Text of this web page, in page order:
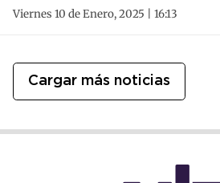
Viernes 10 de Enero, 2025 | 16:13
Cargar más noticias